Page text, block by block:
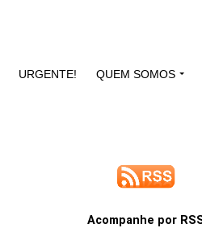
URGENTE! QUEM SOMOS
Acompanhe por